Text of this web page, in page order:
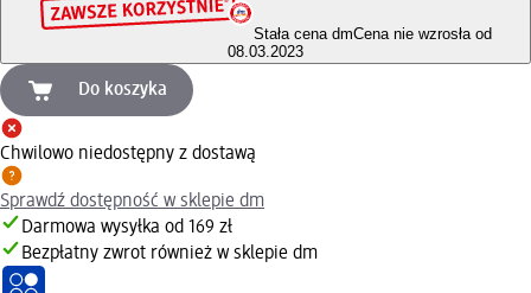
Stała cena dmCena nie wzrosła od
08.03.2023
Do koszyka
Chwilowo niedostępny z dostawą
Sprawdź dostępność w sklepie dm
Darmowa wysyłka od 169 zł
Bezpłatny zwrot również w sklepie dm